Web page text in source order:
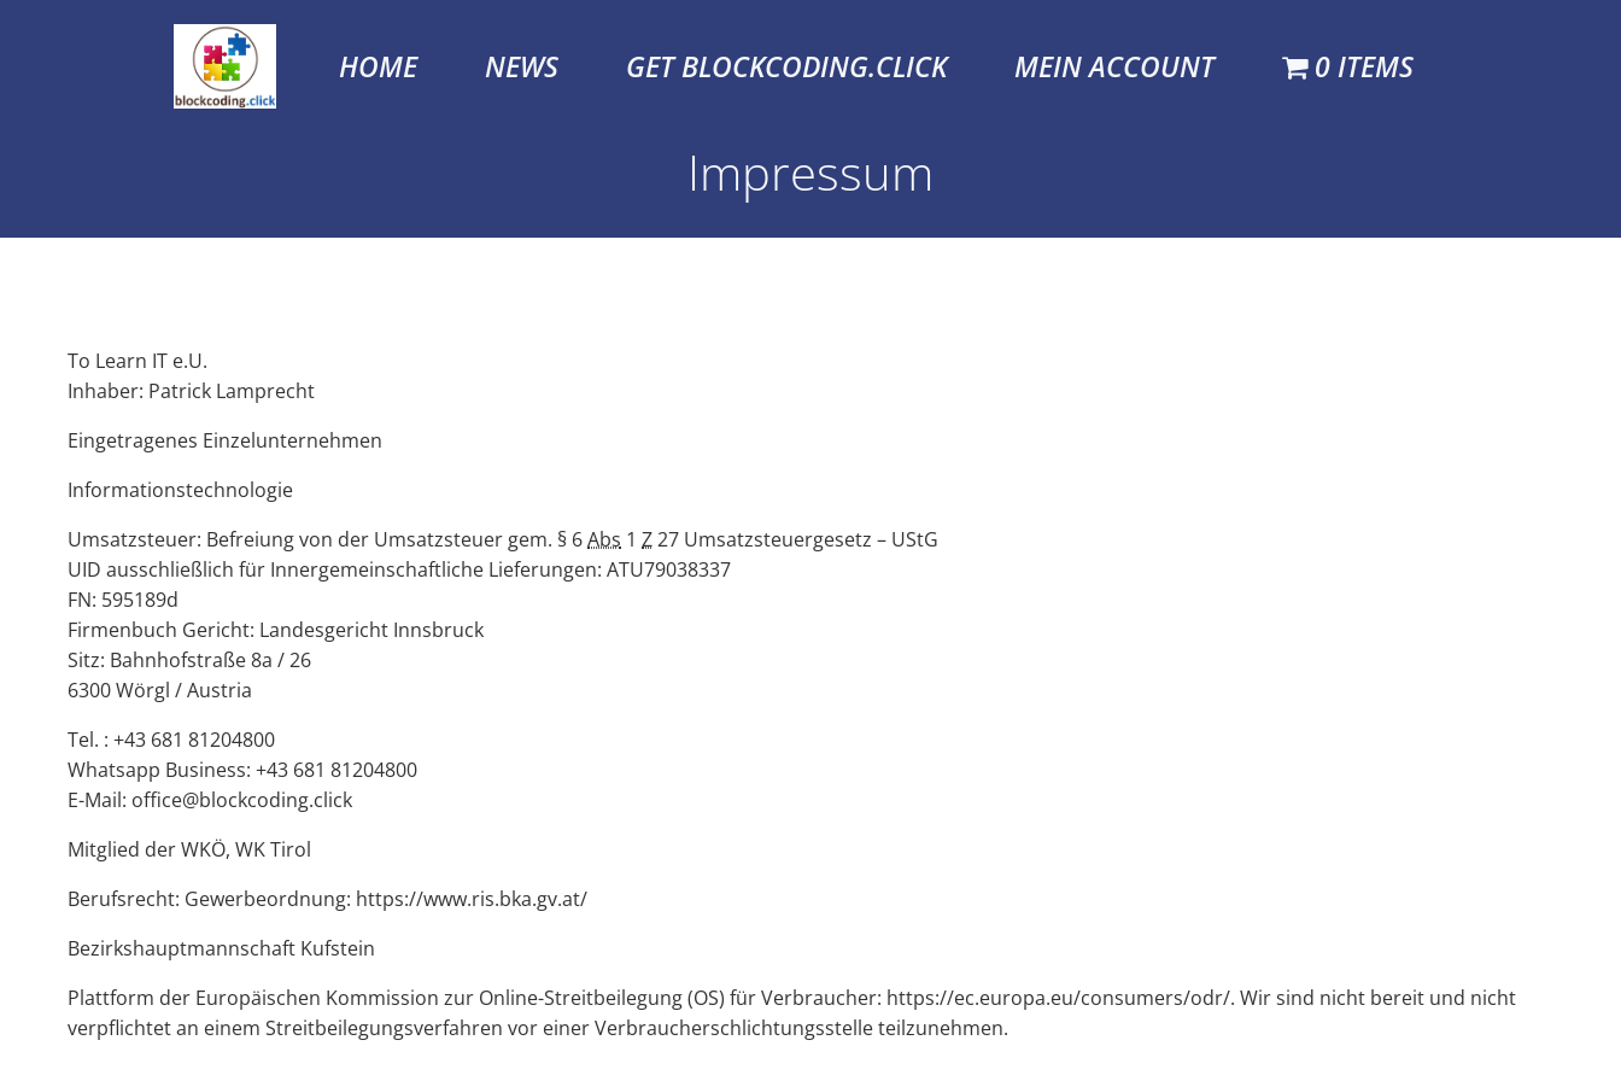
HOME NEWS GET BLOCKCODING.CLICK MEIN ACCOUNT 0 ITEMS
Impressum
To Learn IT e.U.
Inhaber: Patrick Lamprecht
Eingetragenes Einzelunternehmen
Informationstechnologie
Umsatzsteuer: Befreiung von der Umsatzsteuer gem. § 6Abs 1 Z27 Umsatzsteuergesetz – UStG
UID ausschließlich für Innergemeinschaftliche Lieferungen: ATU79038337
FN: 595189d
Firmenbuch Gericht: Landesgericht Innsbruck
Sitz: Bahnhofstraße 8a / 26
6300 Wörgl / Austria
Tel. : +43 681 81204800
Whatsapp Business: +43 681 81204800
E-Mail: office@blockcoding.click
Mitglied der WKÖ, WK Tirol
Berufsrecht: Gewerbeordnung: https://www.ris.bka.gv.at/
Bezirkshauptmannschaft Kufstein
Plattform der Europäischen Kommission zur Online-Streitbeilegung (OS) für Verbraucher: https://ec.europa.eu/consumers/odr/. Wir sind nicht bereit und nicht
verpflichtet an einem Streitbeilegungsverfahren vor einer Verbraucherschlichtungsstelle teilzunehmen.